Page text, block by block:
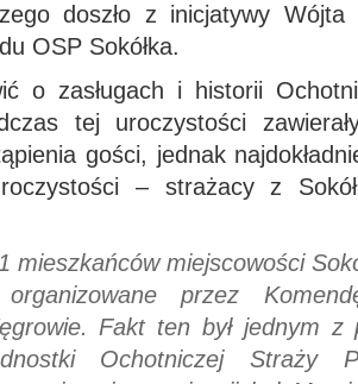
doszło z inicjatywy
OSP Sokółka.
o zasługach i historii
tej uroczystości
gości, jednak
– strażacy z
mieszkańców miejscowości
organizowane przez
Fakt ten był jednym z
Ochotniczej Straży